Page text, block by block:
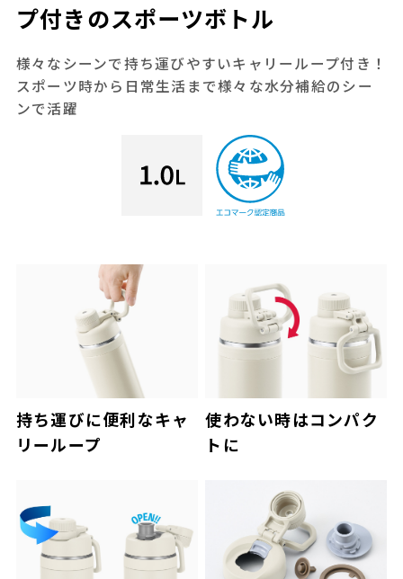
プ付きのスポーツボトル
様々なシーンで持ち運びやすいキャリーループ付き！
スポーツ時から日常生活まで様々な水分補給のシー
ンで活躍
持ち運びに便利なキャ
リーループ
使わない時はコンパク
トに